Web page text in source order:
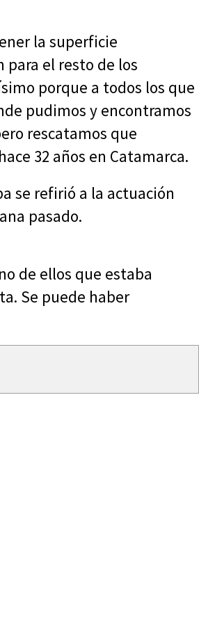
la superficie
el resto de los
porque a todos los que
pudimos y encontramos
rescatamos que
32 años en Catamarca.
se refirió a la actuación
pasado.
de ellos que estaba
Se puede haber